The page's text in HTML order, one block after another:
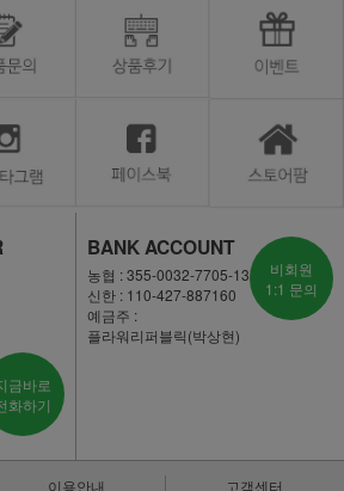
금바로
화하기
BANK ACCOUNT
농협 : 355-0032-7705-13
신한 : 110-427-887160
예금주 :
플라워리퍼블릭(박상현)
비회원
1:1 문의
이용안내 고객센터